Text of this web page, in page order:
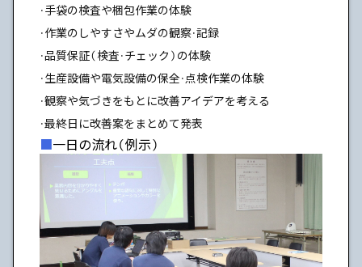
・手袋の検査や梱包作業の体験
・作業のしやすさやムダの観察・記録
・品質保証（検査・チェック）の体験
・生産設備や電気設備の保全・点検作業の体験
・観察や気づきをもとに改善アイデアを考える
・最終日に改善案をまとめて発表
一日の流れ（例示）